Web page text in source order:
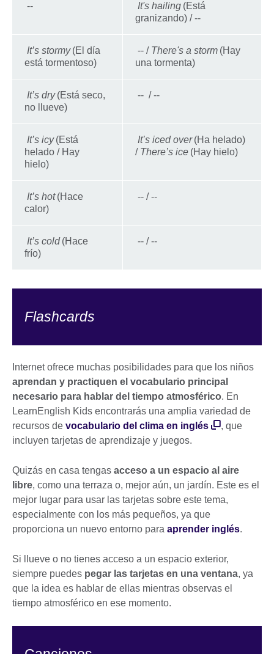
-- It's hailing (Está
granizando) / --
It’s stormy(El día
está tormentoso)
-- / There's a storm (Hay
una tormenta)
It’s dry(Está seco,
no llueve)
-- / --
It’s icy(Está
helado / Hay
hielo)
It’s iced over(Ha helado)
/ There’s ice (Hay hielo)
It’s hot(Hace
calor)
-- / --
It’s cold(Hace
frío)
-- / --
Flashcards
Internet ofrece muchas posibilidades para que los niños
aprendan y practiquen el vocabulario principal
necesario para hablar del tiempo atmosférico. En
LearnEnglish Kids encontrarás una amplia variedad de
recursos de vocabulario del clima en inglés
, que
incluyen tarjetas de aprendizaje y juegos.
Quizás en casa tengas acceso a un espacio al aire
libre, como una terraza o, mejor aún, un jardín. Este es el
mejor lugar para usar las tarjetas sobre este tema,
especialmente con los más pequeños, ya que
proporciona un nuevo entorno para aprender inglés.
Si llueve o no tienes acceso a un espacio exterior,
siempre puedes pegar las tarjetas en una ventana, ya
que la idea es hablar de ellas mientras observas el
tiempo atmosférico en ese momento.